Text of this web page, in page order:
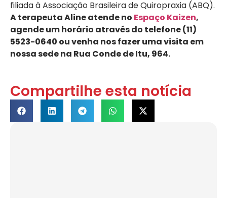
filiada à Associação Brasileira de Quiropraxia (ABQ).
A terapeuta Aline atende no Espaço Kaizen,
agende um horário através do telefone (11)
5523-0640 ou venha nos fazer uma visita em
nossa sede na Rua Conde de Itu, 964.
Compartilhe esta notícia